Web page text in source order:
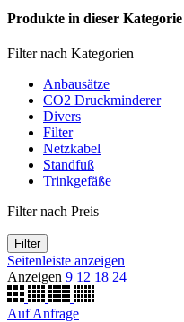
Produkte in dieser Kategorie
Filter nach Kategorien
Anbausätze
CO2 Druckminderer
Divers
Filter
Netzkabel
Standfuß
Trinkgefäße
Filter nach Preis
Filter
Seitenleiste anzeigen
Anzeigen 9 12 18 24
Auf Anfrage